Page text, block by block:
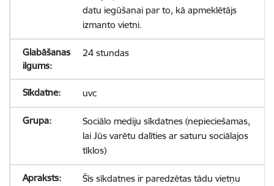
datu iegūšanai par to, kā apmeklētājs
izmanto vietni.
24 stundas
uvc
Sociālo mediju sīkdatnes (nepieciešamas,
lai Jūs varētu dalīties ar saturu sociālajos
tīklos)
Šīs sīkdatnes ir paredzētas tādu vietņu